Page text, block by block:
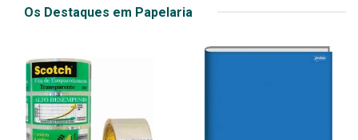
Os Destaques em Papelaria